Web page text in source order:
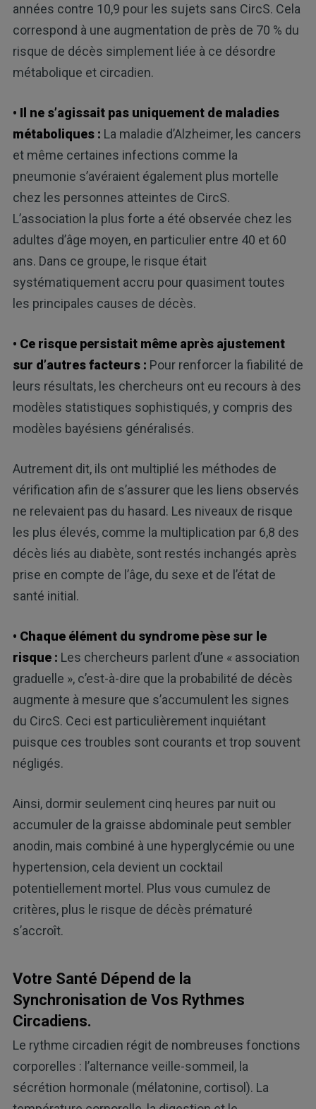
années contre 10,9 pour les sujets sans CircS. Cela
correspond à une augmentation de près de 70 % du
risque de décès simplement liée à ce désordre
métabolique et circadien.
• Il ne s’agissait pas uniquement de maladies
métaboliques : La maladie d’Alzheimer, les cancers
et même certaines infections comme la
pneumonie s’avéraient également plus mortelle
chez les personnes atteintes de CircS.
L’association la plus forte a été observée chez les
adultes d’âge moyen, en particulier entre 40 et 60
ans. Dans ce groupe, le risque était
systématiquement accru pour quasiment toutes
les principales causes de décès.
• Ce risque persistait même après ajustement
sur d’autres facteurs : Pour renforcer la fiabilité de
leurs résultats, les chercheurs ont eu recours à des
modèles statistiques sophistiqués, y compris des
modèles bayésiens généralisés.
Autrement dit, ils ont multiplié les méthodes de
vérification afin de s’assurer que les liens observés
ne relevaient pas du hasard. Les niveaux de risque
les plus élevés, comme la multiplication par 6,8 des
décès liés au diabète, sont restés inchangés après
prise en compte de l’âge, du sexe et de l’état de
santé initial.
• Chaque élément du syndrome pèse sur le
risque : Les chercheurs parlent d’une « association
graduelle », c’est-à-dire que la probabilité de décès
augmente à mesure que s’accumulent les signes
du CircS. Ceci est particulièrement inquiétant
puisque ces troubles sont courants et trop souvent
négligés.
Ainsi, dormir seulement cinq heures par nuit ou
accumuler de la graisse abdominale peut sembler
anodin, mais combiné à une hyperglycémie ou une
hypertension, cela devient un cocktail
potentiellement mortel. Plus vous cumulez de
critères, plus le risque de décès prématuré
s’accroît.
Votre Santé Dépend de la
Synchronisation de Vos Rythmes
Circadiens.
Le rythme circadien régit de nombreuses fonctions
corporelles : l’alternance veille-sommeil, la
sécrétion hormonale (mélatonine, cortisol). La